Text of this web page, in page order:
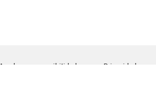
Ayuda para accesibilidad Privacidad